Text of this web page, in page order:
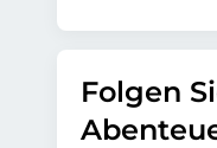
Folgen